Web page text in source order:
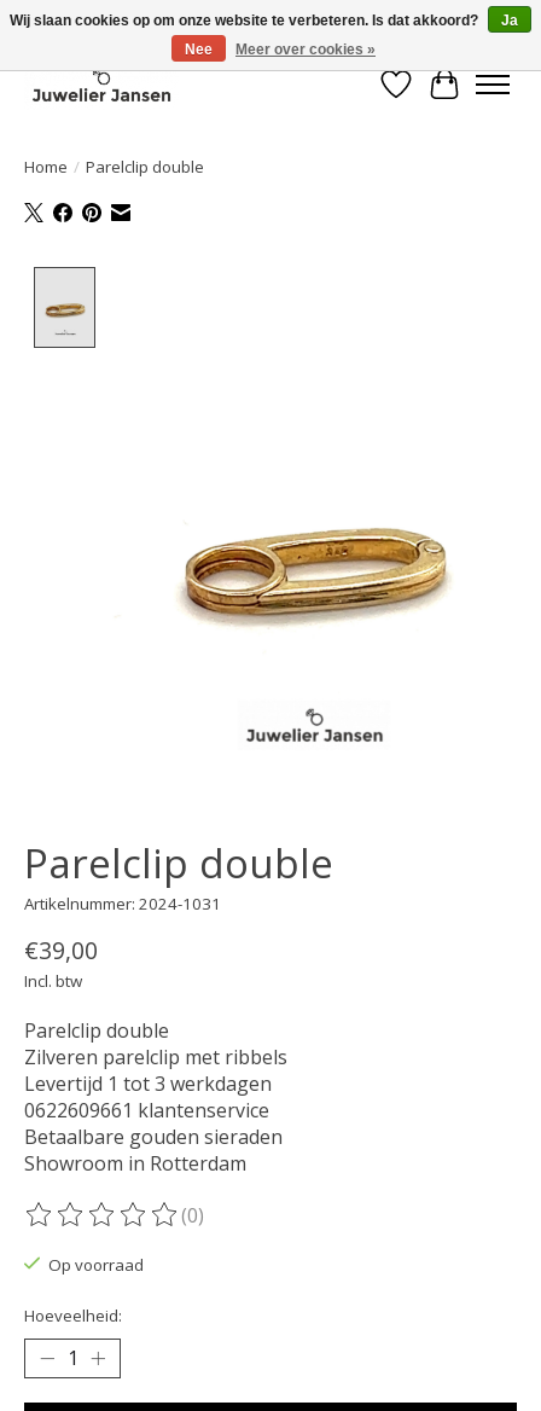
Verlanglijst
Home / Parelclip double
Parelclip double
Artikelnummer: 2024-1031
€39,00
Incl. btw
Parelclip double
Zilveren parelclip met ribbels
Levertijd 1 tot 3 werkdagen
0622609661 klantenservice
Betaalbare gouden sieraden
Showroom in Rotterdam
De beoordeling van dit product is
(0)
Op voorraad
Hoeveelheid:
Wij slaan cookies op om onze website te verbeteren. Is dat akkoord?
Ja
Nee
Meer over cookies »